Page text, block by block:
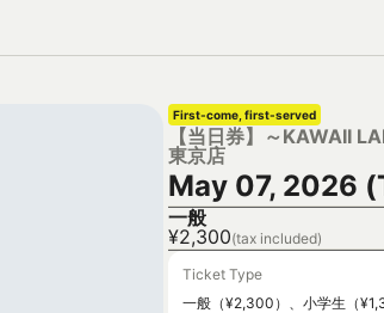
First-come, first-served
【当日券】～KAWAII
東京店
May 07, 2026
一般
¥2,300(tax included)
Ticket Type
一般（¥2,300）、小学生（